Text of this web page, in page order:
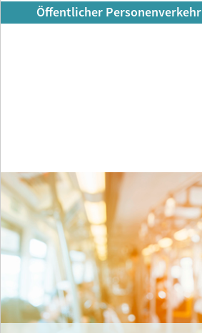
Öffentlicher Personenverkehr